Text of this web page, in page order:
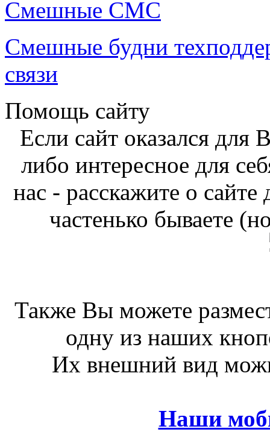
Смешные СМС
Смешные будни
связи
Помощь сайту
Если сайт оказался
либо интересное для
нас - расскажите о
частенько бываете
Также Вы можете
одну из наших
Их внешний вид
Наши